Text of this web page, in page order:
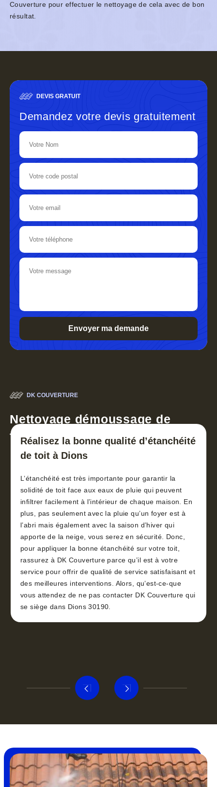
Couverture pour effectuer le nettoyage de cela avec de bon
résultat.
DEVIS GRATUIT
Demandez votre devis gratuitement
DK COUVERTURE
Nettoyage démoussage de
toiture 30
Réalisez la bonne qualité d’étanchéité
de toit à Dions
L’étanchéité est très importante pour garantir la
solidité de toit face aux eaux de pluie qui peuvent
infiltrer facilement à l’intérieur de chaque maison. En
plus, pas seulement avec la pluie qu’un foyer est à
l’abri mais également avec la saison d’hiver qui
apporte de la neige, vous serez en sécurité. Donc,
pour appliquer la bonne étanchéité sur votre toit,
rassurez à DK Couverture parce qu’il est à votre
service pour offrir de qualité de service satisfaisant et
des meilleures interventions. Alors, qu’est-ce-que
vous attendez de ne pas contacter DK Couverture qui
se siège dans Dions 30190.